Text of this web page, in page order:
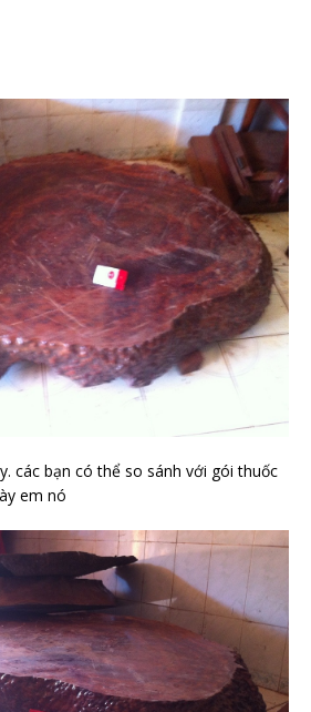
các bạn có thể so sánh với gói thuốc
em nó